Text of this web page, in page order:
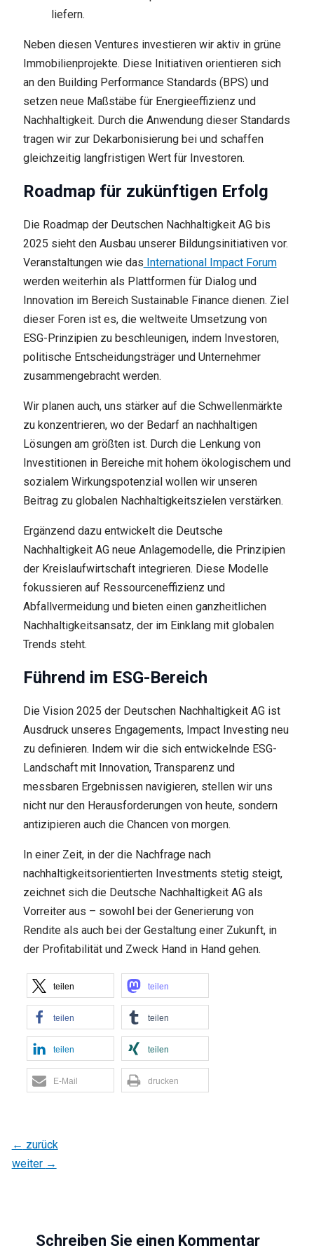
liefern.
Neben diesen Ventures investieren wir aktiv in grüne
Immobilienprojekte. Diese Initiativen orientieren sich
an den Building Performance Standards (BPS) und
setzen neue Maßstäbe für Energieeffizienz und
Nachhaltigkeit. Durch die Anwendung dieser Standards
tragen wir zur Dekarbonisierung bei und schaffen
gleichzeitig langfristigen Wert für Investoren.
Roadmap für zukünftigen Erfolg
Die Roadmap der Deutschen Nachhaltigkeit AG bis
2025 sieht den Ausbau unserer Bildungsinitiativen vor.
Veranstaltungen wie das International Impact Forum
werden weiterhin als Plattformen für Dialog und
Innovation im Bereich Sustainable Finance dienen. Ziel
dieser Foren ist es, die weltweite Umsetzung von
ESG-Prinzipien zu beschleunigen, indem Investoren,
politische Entscheidungsträger und Unternehmer
zusammengebracht werden.
Wir planen auch, uns stärker auf die Schwellenmärkte
zu konzentrieren, wo der Bedarf an nachhaltigen
Lösungen am größten ist. Durch die Lenkung von
Investitionen in Bereiche mit hohem ökologischem und
sozialem Wirkungspotenzial wollen wir unseren
Beitrag zu globalen Nachhaltigkeitszielen verstärken.
Ergänzend dazu entwickelt die Deutsche
Nachhaltigkeit AG neue Anlagemodelle, die Prinzipien
der Kreislaufwirtschaft integrieren. Diese Modelle
fokussieren auf Ressourceneffizienz und
Abfallvermeidung und bieten einen ganzheitlichen
Nachhaltigkeitsansatz, der im Einklang mit globalen
Trends steht.
Führend im ESG-Bereich
Die Vision 2025 der Deutschen Nachhaltigkeit AG ist
Ausdruck unseres Engagements, Impact Investing neu
zu definieren. Indem wir die sich entwickelnde ESG-
Landschaft mit Innovation, Transparenz und
messbaren Ergebnissen navigieren, stellen wir uns
nicht nur den Herausforderungen von heute, sondern
antizipieren auch die Chancen von morgen.
In einer Zeit, in der die Nachfrage nach
nachhaltigkeitsorientierten Investments stetig steigt,
zeichnet sich die Deutsche Nachhaltigkeit AG als
Vorreiter aus – sowohl bei der Generierung von
Rendite als auch bei der Gestaltung einer Zukunft, in
der Profitabilität und Zweck Hand in Hand gehen.
teilen teilen
teilen teilen
teilen teilen
E-Mail drucken
← zurück
weiter →
Schreiben Sie einen Kommentar